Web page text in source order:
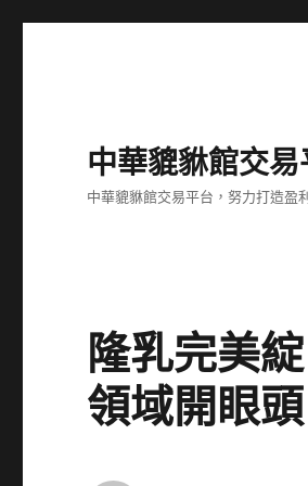
中華貔貅館交易
中華貔貅館交易平台，努力打造盈
隆乳完美
領域開眼頭